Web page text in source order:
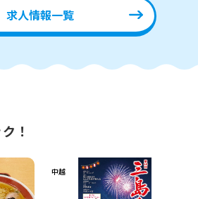
求人情報一覧
！
中越